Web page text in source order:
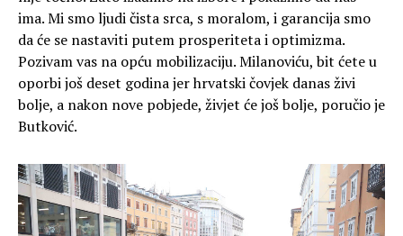
ima. Mi smo ljudi čista srca, s moralom, i garancija smo
da će se nastaviti putem prosperiteta i optimizma.
Pozivam vas na opću mobilizaciju. Milanoviću, bit ćete u
oporbi još deset godina jer hrvatski čovjek danas živi
bolje, a nakon nove pobjede, živjet će još bolje, poručio je
Butković.